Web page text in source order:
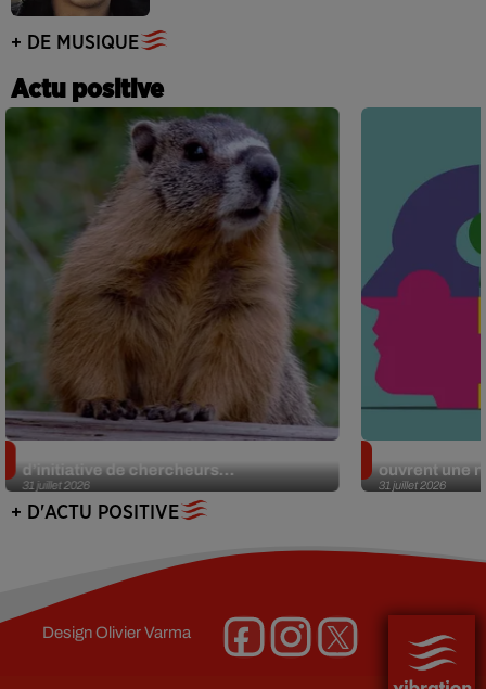
+ DE MUSIQUE
Actu positive
31 juillet 2026
d’initiative de chercheurs...
31 juillet 2026
ouvrent une
+ D'ACTU POSITIVE
DesignOlivier Varma